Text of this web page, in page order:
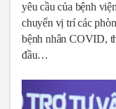
yêu cầu của bệnh
chuyển vị trí các
bệnh nhân COVID,
đầu…